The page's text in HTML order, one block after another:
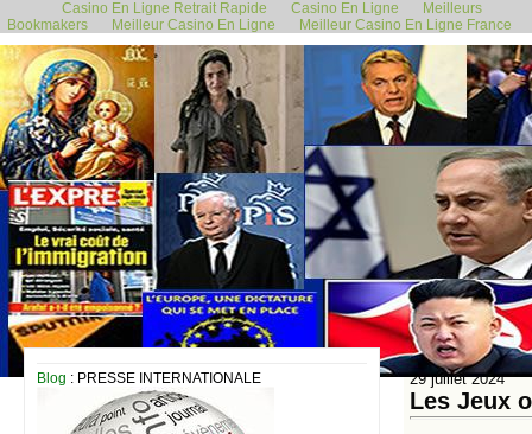
Casino En Ligne Retrait Rapide Casino En Ligne
Meilleurs
Bookmakers
Meilleur Casino En Ligne Meilleur Casino En Ligne France
Blog : PRESSE INTERNATIONALE 29 juillet 2024
Les Jeux